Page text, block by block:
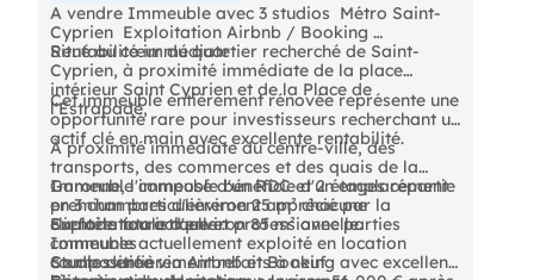
A vendre Immeuble avec 3 studios  Métro Saint-
Cyprien  Exploitation Airbnb / Booking 
Rentabilité immédiate
Situé au cœur du quartier recherché de Saint-
Cyprien, à proximité immédiate de la place
intérieur Saint Cyprien et de la Place de
l'Estrapade,
Cet immeuble entièrement rénovée représente une
opportunité rare pour investisseurs recherchant un
actif clé en main avec excellente rentabilité.
À proximité immédiate du centre-ville, des
transports, des commerces et des quais de la
Garonne, l'immeuble bénéficie d'un emplacement
premium particulièrement apprécié par la
clientèle touristique et professionnelle.
Composition :
Immeuble composé d'un RDC et 2 étages répartie
en 3 chambres d'environ 25 m² chacune
Surface totale d'environ 85 m² avec parties
communes
Studios entièrement refaits à neuf
Exploitation actuelle :
Immeuble actuellement exploité en location
courte durée via Airbnb et Booking avec excellent